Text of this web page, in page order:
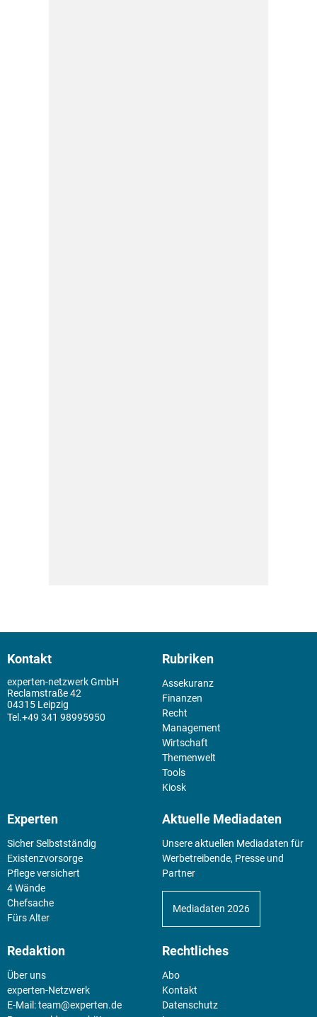
Kontakt
experten-netzwerk GmbH
Reclamstraße 42
04315 Leipzig
+49 341 98995950
Rubriken
Assekuranz
Finanzen
Recht
Management
Wirtschaft
Themenwelt
Tools
Kiosk
Experten
Sicher Selbstständig
Existenz­vorsorge
Pflege versichert
4 Wände
Chefsache
Fürs Alter
Aktuelle Mediadaten
Unsere aktuellen Mediadaten für
Werbetreibende, Presse und
Partner
Mediadaten 2026
Redaktion
Über uns
experten-Netzwerk
E-Mail:team@experten.de
Rechtliches
Abo
Kontakt
Datenschutz